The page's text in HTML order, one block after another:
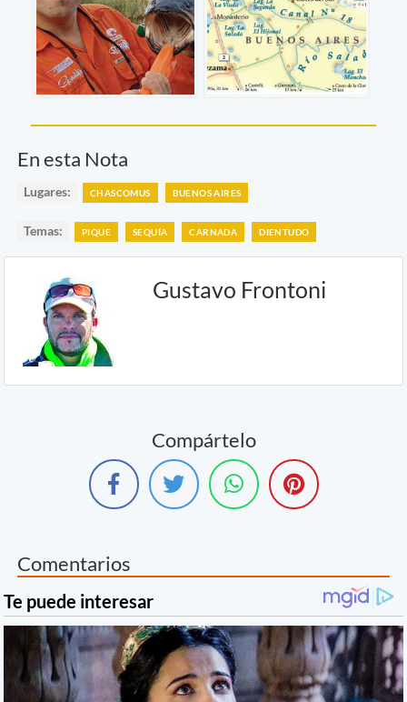
En esta Nota
Lugares: CHASCOMUS BUENOS AIRES
Temas: PIQUE SEQUÍA CARNADA DIENTUDO
Gustavo Frontoni
Compártelo
Comentarios